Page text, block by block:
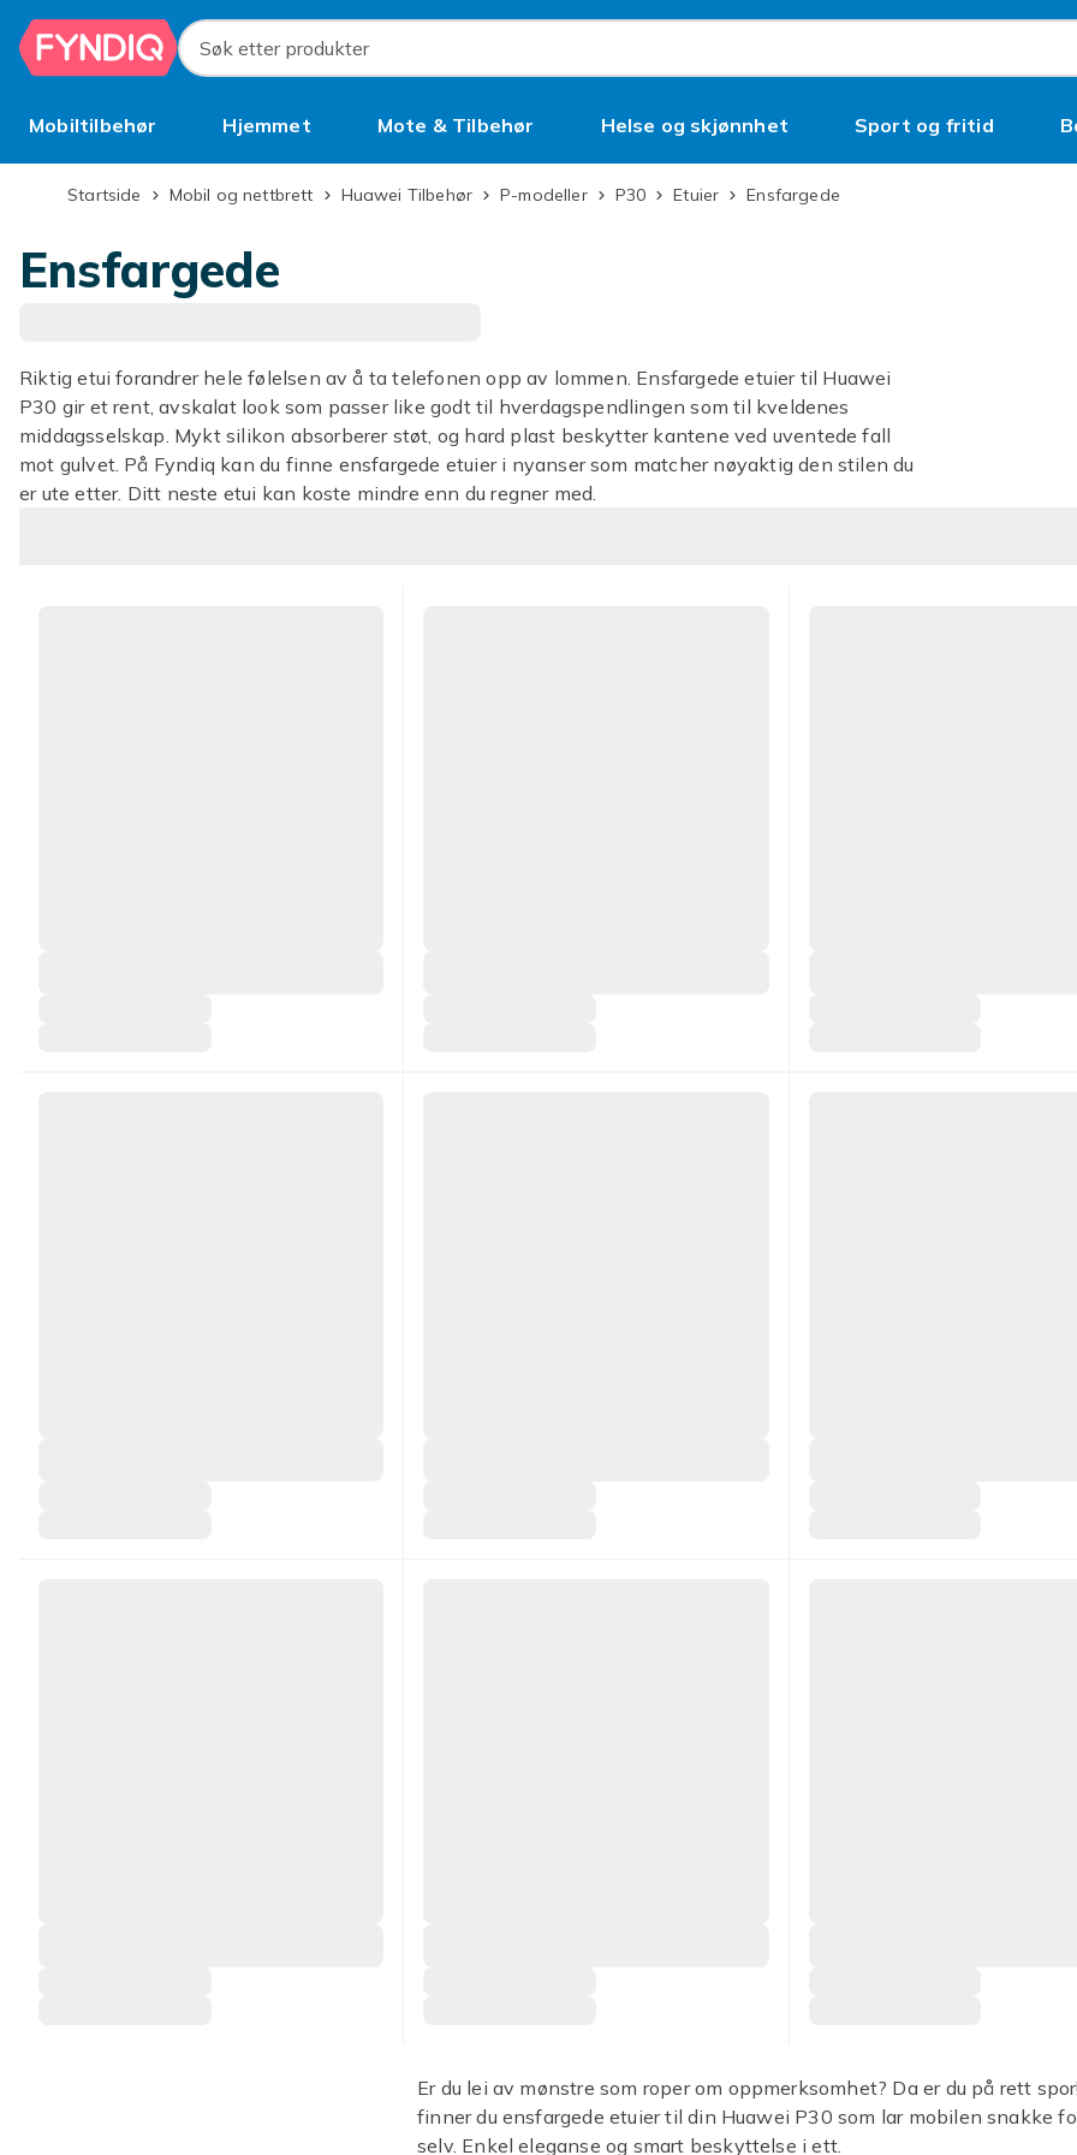
Hopp til hovedinnhold
Søk etter produkter
Mobiltilbehør Hjemmet Mote & Tilbehør Helse og skjønnhet Sport og fritid
BruktStartside Mobil og nettbrett Huawei Tilbehør P-modeller P30 Etuier Ensfargede
Ensfargede
Riktig etui forandrer hele følelsen av å ta telefonen opp av lommen. Ensfargede etuier til Huawei
P30 gir et rent, avskalat look som passer like godt til hverdagspendlingen som til kveldenes
middagsselskap. Mykt silikon absorberer støt, og hard plast beskytter kantene ved uventede fall
mot gulvet. På Fyndiq kan du finne ensfargede etuier i nyanser som matcher nøyaktig den stilen du
er ute etter. Ditt neste etui kan koste mindre enn du regner med.
Er du lei av mønstre som roper om oppmerksomhet? Da er du på rett
finner du ensfargede etuier til din Huawei P30 som lar mobilen snakke
selv. Enkel eleganse og smart beskyttelse i ett.